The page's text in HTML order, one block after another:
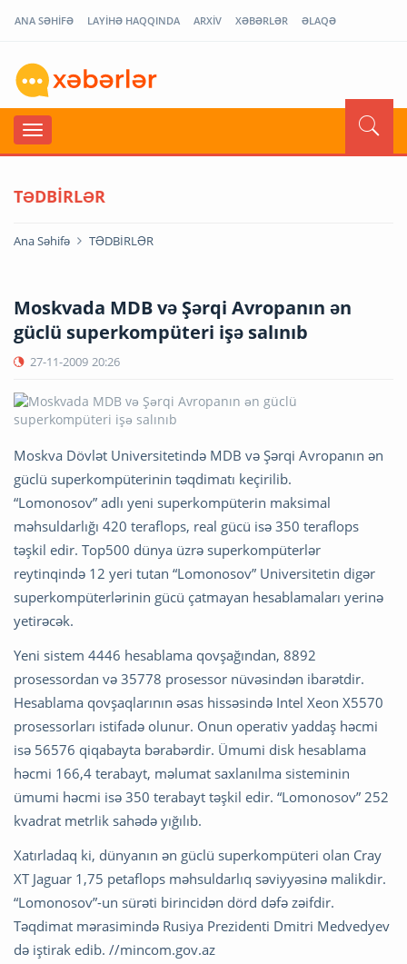
ANA SƏHİFƏ LAYİHƏ HAQQINDA ARXİV XƏBƏRLƏR ƏLAQƏ
TƏDBİRLƏR
Ana Səhifə TƏDBİRLƏR
Moskvada MDB və Şərqi Avropanın ən
güclü superkompüteri işə salınıb
27-11-2009 20:26
Moskva Dövlət Universitetində MDB və Şərqi Avropanın ən
güclü superkompüterinin təqdimatı keçirilib.
“Lomonosov” adlı yeni superkompüterin maksimal
məhsuldarlığı 420 teraflops, real gücü isə 350 teraflops
təşkil edir. Top500 dünya üzrə superkompüterlər
reytinqində 12 yeri tutan “Lomonosov” Universitetin digər
superkompüterlərinin gücü çatmayan hesablamaları yerinə
yetirəcək.
Yeni sistem 4446 hesablama qovşağından, 8892
prosessordan və 35778 prosessor nüvəsindən ibarətdir.
Hesablama qovşaqlarının əsas hissəsində Intel Xeon X5570
prosessorları istifadə olunur. Onun operativ yaddaş həcmi
isə 56576 qiqabayta bərabərdir. Ümumi disk hesablama
həcmi 166,4 terabayt, məlumat saxlanılma sisteminin
ümumi həcmi isə 350 terabayt təşkil edir. “Lomonosov” 252
kvadrat metrlik sahədə yığılıb.
Xatırladaq ki, dünyanın ən güclü superkompüteri olan Cray
XT Jaguar 1,75 petaflops məhsuldarlıq səviyyəsinə malikdir.
“Lomonosov”-un sürəti birincidən dörd dəfə zəifdir.
Təqdimat mərasimində Rusiya Prezidenti Dmitri Medvedyev
də iştirak edib. //mincom.gov.az